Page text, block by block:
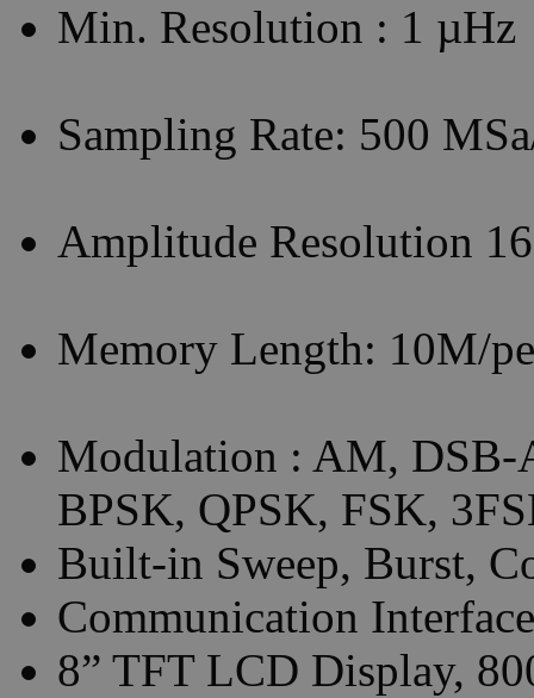
Min. Resolution : 1 µHz
Sampling Rate: 500
Amplitude Resolution
Memory Length: 10M/
Modulation : AM,
BPSK, QPSK, FSK,
Built-in Sweep, Burst,
Communication
8” TFT LCD Display,